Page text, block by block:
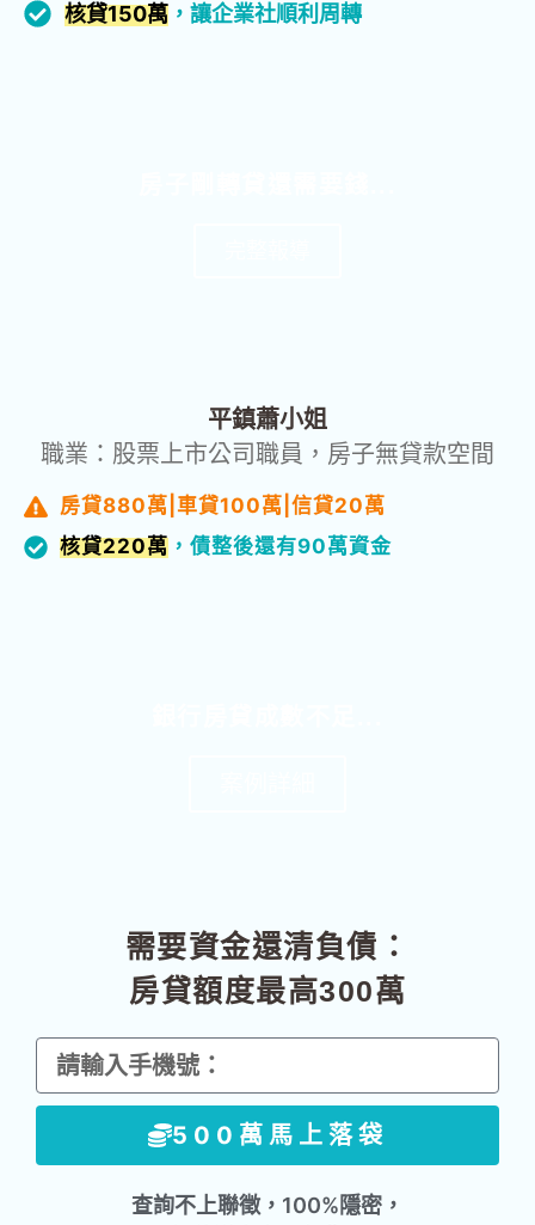
核貸150萬，讓企業社順利周轉
真實故事 平鎮蕭小姐
職業：股票上市公司職員，房子無貸款空間
房貸880萬|車貸100萬|信貸20萬
核貸220萬 ，債整後還有90萬資金
最新案例
需要資金還清負債：
房貸額度最高300萬
手
機
500萬馬上落袋
查詢不上聯徵，100%隱密，